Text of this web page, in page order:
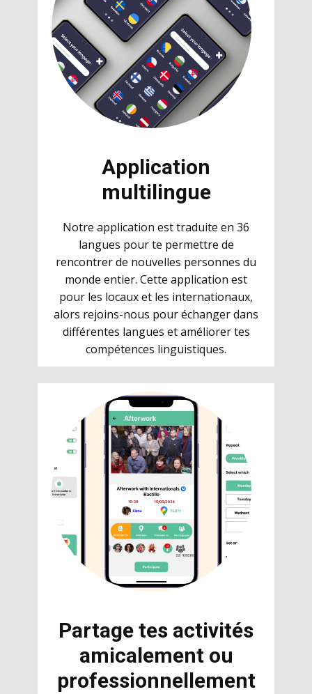
Application
multilingue
Notre application est traduite en 36
langues pour te permettre de
rencontrer de nouvelles personnes du
monde entier. Cette application est
pour les locaux et les internationaux,
alors rejoins-nous pour échanger dans
différentes langues et améliorer tes
compétences linguistiques.
Partage tes activités
amicalement ou
professionnellement